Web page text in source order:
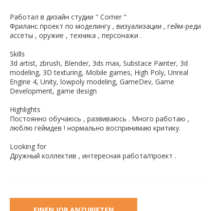
Работал в дизайн студии " Corner "
Фриланс проект по моделингу , визуализации , гейм-реди
ассеты , оружие , техника , персонажи .
Skills
3d artist, zbrush, Blender, 3ds max, Substace Painter, 3d
modeling, 3D texturing, Mobile games, High Poly, Unreal
Engine 4, Unity, lowpoly modeling, GameDev, Game
Development, game design
Highlights
Постоянно обучаюсь , развиваюсь . Много работаю ,
люблю геймдев ! нормально воспринимаю критику.
Looking for
Дружный коллектив , интересная работа/проект .